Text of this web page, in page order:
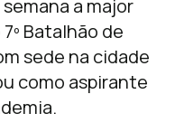
a major
Batalhão de
sede na cidade
como aspirante